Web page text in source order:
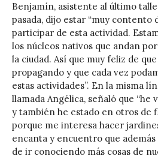
Benjamín, asistente al último
pasada, dijo estar “muy contento
participar de esta actividad.
los núcleos nativos que andan
la ciudad. Así que muy feliz de
propagando y que cada vez
estas actividades”. En la misma
llamada Angélica, señaló que “he
y también he estado en otros de
porque me interesa hacer
encanta y encuentro que
de ir conociendo más cosas de